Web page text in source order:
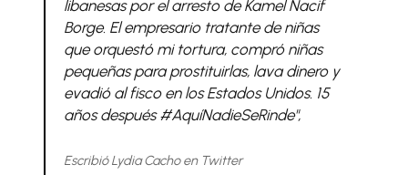
libanesas por el arresto de Kamel Nacif
Borge. El empresario tratante de niñas
que orquestó mi tortura, compró niñas
pequeñas para prostituirlas, lava dinero y
evadió al fisco en los Estados Unidos. 15
años después #AquíNadieSeRinde",
Escribió Lydia Cacho en Twitter